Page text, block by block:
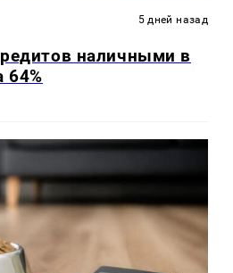
5 дней назад
наличными в
64%